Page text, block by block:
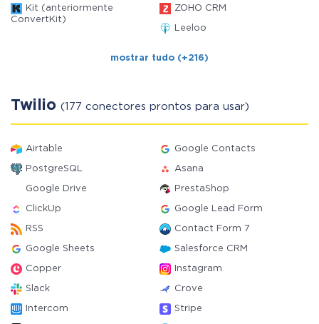
Kit (anteriormente
ConvertKit)
ZOHO CRM
Leeloo
mostrar tudo (+216)
Twilio (177 conectores prontos para usar)
Airtable Google Contacts
PostgreSQL Asana
Google Drive PrestaShop
ClickUp Google Lead Form
RSS Contact Form 7
Google Sheets Salesforce CRM
Copper Instagram
Slack Crove
Intercom Stripe